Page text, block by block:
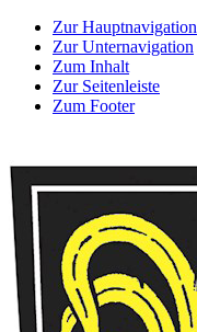
Zur Hauptnavigation
Zur Unternavigation
Zum Inhalt
Zur Seitenleiste
Zum Footer